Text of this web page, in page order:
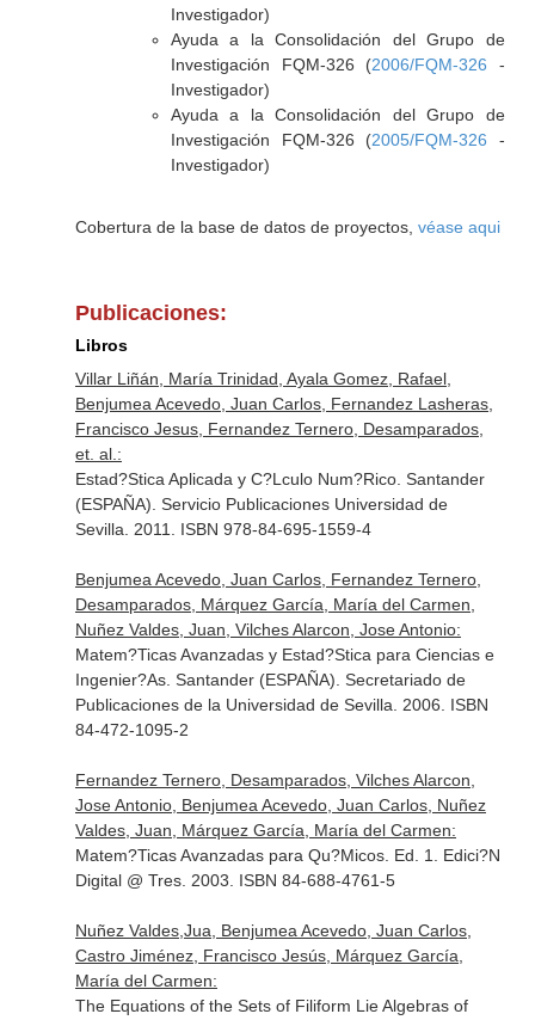
Investigador)
Ayuda a la Consolidación del Grupo de
Investigación FQM-326 (2006/FQM-326 -
Investigador)
Ayuda a la Consolidación del Grupo de
Investigación FQM-326 (2005/FQM-326 -
Investigador)
Cobertura de la base de datos de proyectos, véase aqui
Publicaciones:
Libros
Villar Liñán, María Trinidad, Ayala Gomez, Rafael,
Benjumea Acevedo, Juan Carlos, Fernandez Lasheras,
Francisco Jesus, Fernandez Ternero, Desamparados,
et. al.:
Estad?Stica Aplicada y C?Lculo Num?Rico. Santander
(ESPAÑA). Servicio Publicaciones Universidad de
Sevilla. 2011. ISBN 978-84-695-1559-4
Benjumea Acevedo, Juan Carlos, Fernandez Ternero,
Desamparados, Márquez García, María del Carmen,
Nuñez Valdes, Juan, Vilches Alarcon, Jose Antonio:
Matem?Ticas Avanzadas y Estad?Stica para Ciencias e
Ingenier?As. Santander (ESPAÑA). Secretariado de
Publicaciones de la Universidad de Sevilla. 2006. ISBN
84-472-1095-2
Fernandez Ternero, Desamparados, Vilches Alarcon,
Jose Antonio, Benjumea Acevedo, Juan Carlos, Nuñez
Valdes, Juan, Márquez García, María del Carmen:
Matem?Ticas Avanzadas para Qu?Micos. Ed. 1. Edici?N
Digital @ Tres. 2003. ISBN 84-688-4761-5
Nuñez Valdes,Jua, Benjumea Acevedo, Juan Carlos,
Castro Jiménez, Francisco Jesús, Márquez García,
María del Carmen:
The Equations of the Sets of Filiform Lie Algebras of